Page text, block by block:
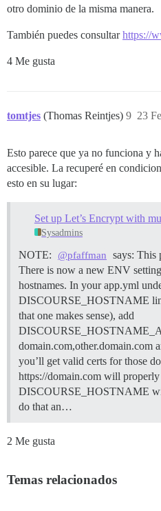
otro dominio de la misma manera.
También puedes consultarhttps://
4 Me gusta
tomtjes (Thomas Reintjes) 23
9
Esto parece que ya no funciona y
accesible. La recuperé en
esto en su lugar:
Set up Let’s Encrypt with
Sysadmins
NOTE: @pfaffman
says: This
There is now a new ENV
hostnames. In your app.yml
DISCOURSE_HOSTNAME
that one makes sense), add
domain.com,other.domain.com
you’ll get valid certs for those
https://domain.com will
DISCOURSE_HOSTNAME
do that an…
2 Me gusta
Temas relacionados